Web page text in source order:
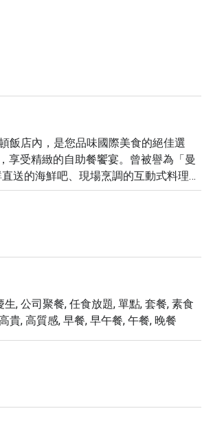
飯店內，是您品味國際美食的絕佳選
享受精緻的自助餐饗宴。曾被譽為「曼
送的海鮮吧、現場烹調的互動式料理
的亞洲風味主題之夜，絕對是您探索
享有獨家優惠，最高可享高達 5 折的
。
, 公司聚餐, 任食放題, 單點, 套餐, 素食
貴, 高質感, 早餐, 早午餐, 午餐, 晚餐